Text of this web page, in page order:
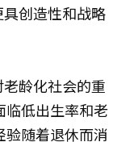
创造性和战略
龄化社会的重
临低出生率和老
随着退休而消